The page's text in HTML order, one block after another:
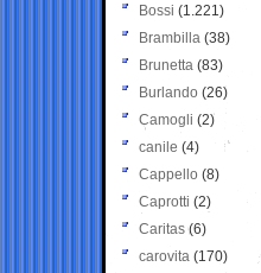
Bossi (1.221)
Brambilla (38)
Brunetta (83)
Burlando (26)
Camogli (2)
canile (4)
Cappello (8)
Caprotti (2)
Caritas (6)
carovita (170)